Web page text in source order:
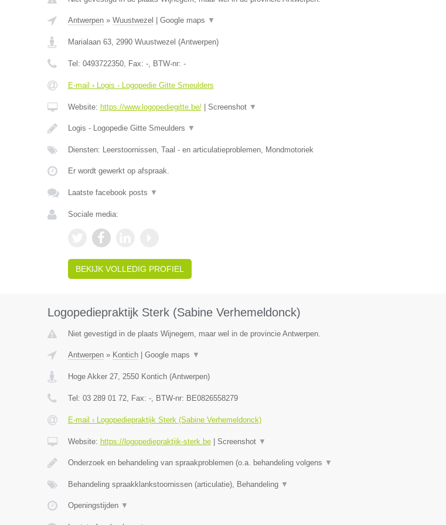
Antwerpen» Wuustwezel Google maps ▼
Marialaan 63, 2990 Wuustwezel (Antwerpen)
Tel: 0493722350, Fax: -, BTW-nr: -
E-mail › Logis - Logopedie Gitte Smeulders
Website: https://www.logopediegitte.be/| Screenshot ▼
Logis - Logopedie Gitte Smeulders ▼
Diensten: Leerstoornissen, Taal - en articulatieproblemen, Mondmotoriek
Er wordt gewerkt op afspraak.
Laatste facebook posts ▼
Sociale media:
BEKIJK VOLLEDIG PROFIEL
Logopediepraktijk Sterk (Sabine Verhemeldonck)
Niet gevestigd in de plaats Wijnegem, maar wel in de provincie Antwerpen.
Antwerpen» Kontich| Google maps ▼
Hoge Akker 27, 2550 Kontich(Antwerpen)
Tel: 03 289 01 72, Fax: -, BTW-nr: BE0826558279
E-mail › Logopediepraktijk Sterk (Sabine Verhemeldonck)
Website: https://logopediepraktijk-sterk.be| Screenshot ▼
Onderzoek en behandeling van spraakproblemen (o.a. behandeling volgens ▼
Behandeling spraakklankstoornissen (articulatie), Behandeling ▼
Openingstijden ▼